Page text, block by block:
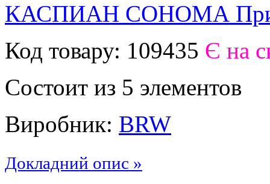
КАСПИАН СОНОМА
Код товару: 109435 Є на
Состоит из 5 элементов
Виробник: BRW
Докладний опис »